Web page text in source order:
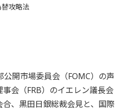
攻略法
開市場委員会（FOMC）の声
会（FRB）のイエレン議長会
、黒田日銀総裁会見と、国際